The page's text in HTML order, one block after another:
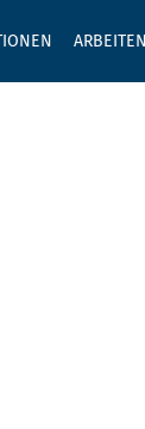
ARBEITEN
GEBEN SIE HIER